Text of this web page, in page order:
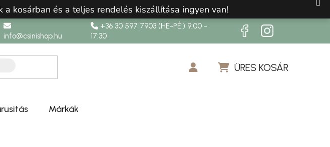
kosárban és a teljes rendelés kiszállítása ingyen van!
info@csinishop.hu
+36 30 597 7903 (HÉ-PÉ:) 9:00 -
17:30
ÜRES KOSÁR
Márkák